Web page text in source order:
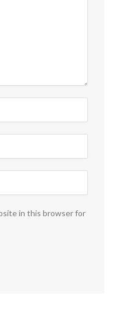
in this browser for